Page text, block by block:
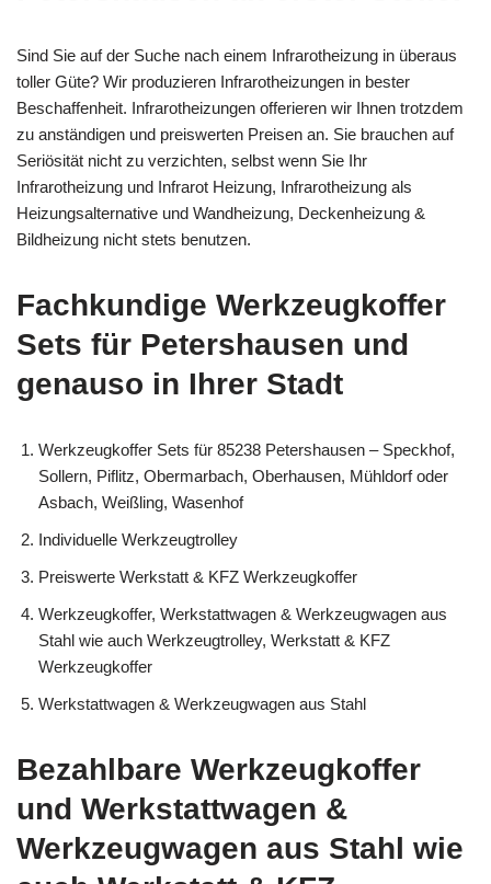
Sind Sie auf der Suche nach einem Infrarotheizung in überaus
toller Güte? Wir produzieren Infrarotheizungen in bester
Beschaffenheit. Infrarotheizungen offerieren wir Ihnen trotzdem
zu anständigen und preiswerten Preisen an. Sie brauchen auf
Seriösität nicht zu verzichten, selbst wenn Sie Ihr
Infrarotheizung und Infrarot Heizung, Infrarotheizung als
Heizungsalternative und Wandheizung, Deckenheizung &
Bildheizung nicht stets benutzen.
Fachkundige Werkzeugkoffer
Sets für Petershausen und
genauso in Ihrer Stadt
Werkzeugkoffer Sets für 85238 Petershausen – Speckhof,
Sollern, Piflitz, Obermarbach, Oberhausen, Mühldorf oder
Asbach, Weißling, Wasenhof
Individuelle Werkzeugtrolley
Preiswerte Werkstatt & KFZ Werkzeugkoffer
Werkzeugkoffer, Werkstattwagen & Werkzeugwagen aus
Stahl wie auch Werkzeugtrolley, Werkstatt & KFZ
Werkzeugkoffer
Werkstattwagen & Werkzeugwagen aus Stahl
Bezahlbare Werkzeugkoffer
und Werkstattwagen &
Werkzeugwagen aus Stahl wie